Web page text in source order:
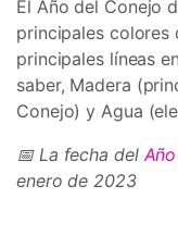
El Año del Conejo
principales colores
principales líneas
saber, Madera
Conejo) y Agua
📅 La fecha del
enero de 2023